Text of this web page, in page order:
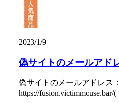
2023/1/9
偽サイトのメールアド
偽サイトのメールアドレス：
https://